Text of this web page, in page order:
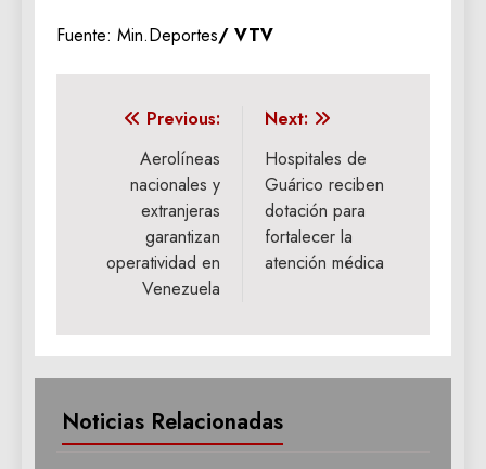
Fuente: Min.Deportes/ VTV
Navegación
entradas
Previous:
Aerolíneas
nacionales y
extranjeras
garantizan
operatividad en
Venezuela
Next:
Hospitales de
Guárico reciben
dotación para
fortalecer la
atención médica
Noticias Relacionadas